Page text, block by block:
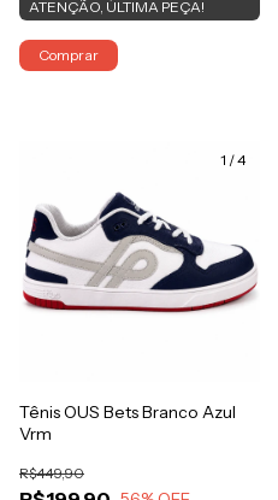
ATENÇÃO, ÚLTIMA PEÇA!
Comprar
1 /4
Tênis OUS Bets Branco Azul
Vrm
R$449,90